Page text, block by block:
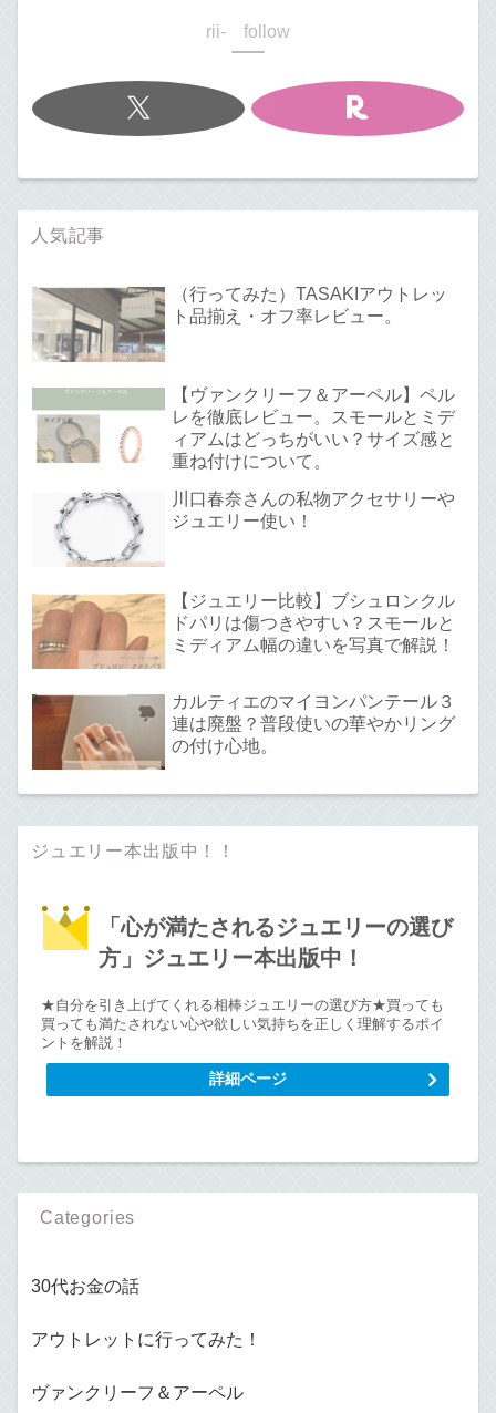
rii- follow
人気記事
（行ってみた）TASAKIアウトレッ
ト品揃え・オフ率レビュー。
【ヴァンクリーフ＆アーペル】ペル
レを徹底レビュー。スモールとミデ
ィアムはどっちがいい？サイズ感と
重ね付けについて。
川口春奈さんの私物アクセサリーや
ジュエリー使い！
【ジュエリー比較】ブシュロンクル
ドパリは傷つきやすい？スモールと
ミディアム幅の違いを写真で解説！
カルティエのマイヨンパンテール３
連は廃盤？普段使いの華やかリング
の付け心地。
ジュエリー本出版中！！
「心が満たされるジュエリーの選び
方」ジュエリー本出版中！
★自分を引き上げてくれる相棒ジュエリーの選び方★買っても
買っても満たされない心や欲しい気持ちを正しく理解するポイ
ントを解説！
詳細ページ
Categories
30代お金の話
アウトレットに行ってみた！
ヴァンクリーフ＆アーペル